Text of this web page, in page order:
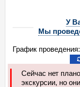
У
Мы
График проведения:
Сейчас нет
экскурсии, но